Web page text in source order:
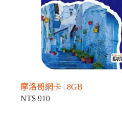
摩洛哥網卡 | 8GB
NT$ 910